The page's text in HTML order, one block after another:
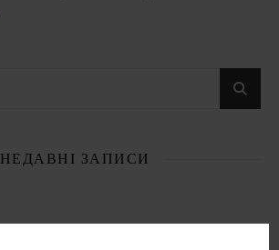
НЕДАВНІ ЗАПИСИ